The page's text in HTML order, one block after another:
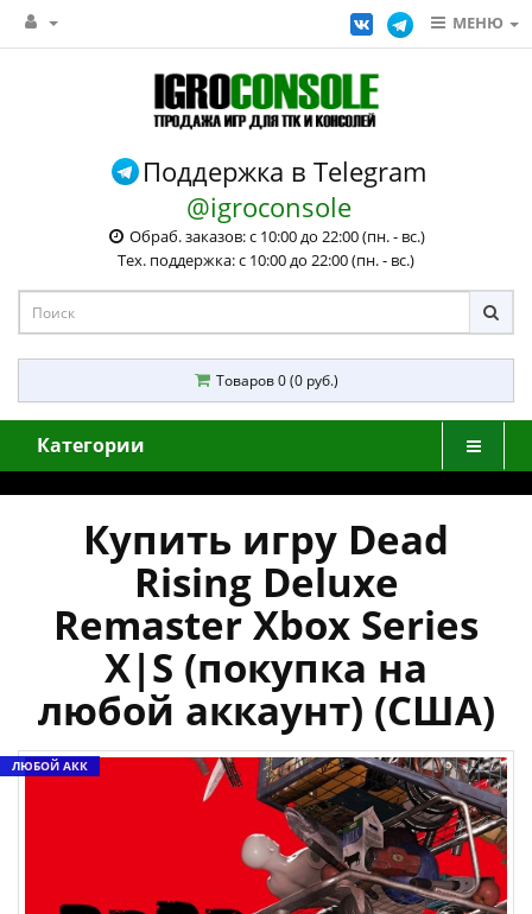
МЕНЮ
Поддержка в Telegram
@igroconsole
Обраб. заказов: с 10:00 до 22:00 (пн. - вс.)
Тех. поддержка: с 10:00 до 22:00 (пн. - вс.)
Товаров 0 (0 руб.)
Категории
Купить игру Dead
Rising Deluxe
Remaster Xbox Series
X|S (покупка на
любой аккаунт) (США)
ЛЮБОЙ АКК